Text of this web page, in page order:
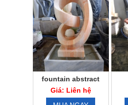
fountain abstract
Giá: Liên hệ